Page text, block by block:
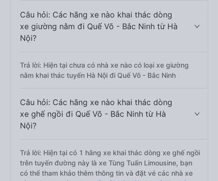
Câu hỏi: Các hãng xe nào khai thác dòng
xe giường nằm đi Quế Võ - Bắc Ninh từ Hà
Nội?
Trả lời: Hiện tại chưa có nhà xe nào có loại xe giường
nằm khai thác tuyến Hà Nội đi Quế Võ - Bắc Ninh
Câu hỏi: Các hãng xe nào khai thác dòng
xe ghế ngồi đi Quế Võ - Bắc Ninh từ Hà
Nội?
Trả lời: Hiện tại có 1 hãng xe khai thác dòng xe ghế ngồi
trên tuyến đường này là xe Tùng Tuấn Limousine, bạn
có thể tham khảo thêm thông tin và đặt vé các nhà xe